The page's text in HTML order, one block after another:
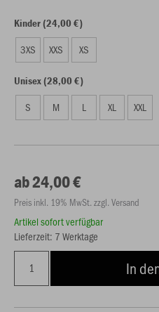
Kinder (24,00 €)
3XS XXS XS
Unisex (28,00 €)
S M L XL XXL
ab 24,00 €
Preis inkl. 19% MwSt. zzgl. Versand
Artikel sofort verfügbar
Lieferzeit: 7 Werktage
In